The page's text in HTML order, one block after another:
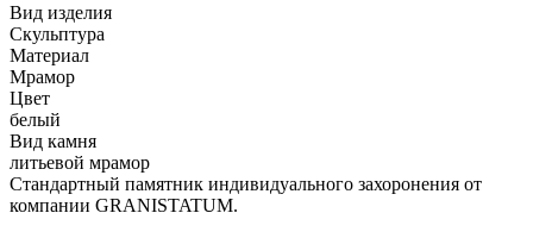
Вид изделия
Скульптура
Материал
Мрамор
Цвет
белый
Вид камня
литьевой мрамор
Стандартный памятник индивидуального захоронения от
компании GRANISTATUM.